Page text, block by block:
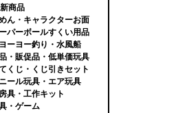
商品
ん・キャラクターお面
パーボールすくい用品
ーヨー釣り・水風船
・販促品・低単価玩具
くじ・くじ引きセット
ール玩具・エア玩具
具・工作キット
・ゲーム